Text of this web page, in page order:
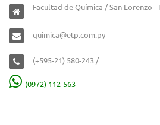
Facultad de Química / San Lorenzo -
quimica@etp.com.py
(+595-21) 580-243 /
(0972) 112-563